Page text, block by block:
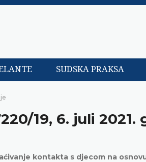
SUDSKA PRAKSA
19, 6. juli 2021.
kontakta s djecom na